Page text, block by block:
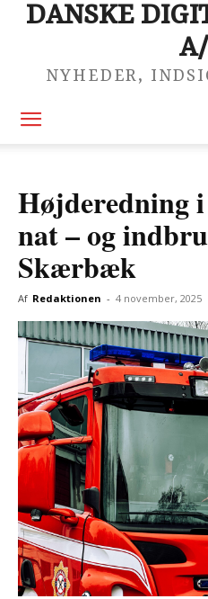
DANSKE
NYHEDER,
Højderedning
nat – og
Skærbæk
Af Redaktionen - 4 november, 2025